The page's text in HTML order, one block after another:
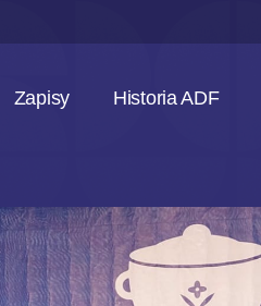
Zapisy Historia ADF